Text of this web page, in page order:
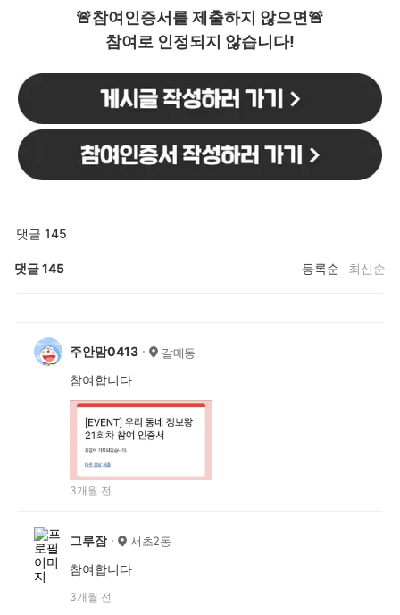
🚨참여인증서를 제출하지 않으면🚨
참여로 인정되지 않습니다!
댓글 145
댓글145 등록순 최신순
주안맘0413 갈매동
참여합니다
3개월 전
그루잠 서초2동
참여합니다
3개월 전